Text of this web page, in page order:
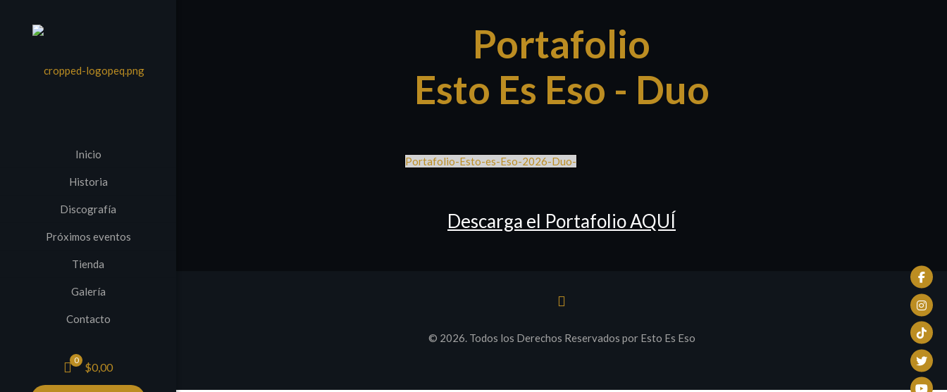
Inicio
Historia
Discografía
Próximos eventos
Tienda
Galería
Contacto
0
$0,00
Portafolio
Esto Es Eso - Duo
Portafolio-Esto-es-Eso-2026-Duo-
Descarga el Portafolio AQUÍ
© 2026. Todos los Derechos Reservados por Esto Es Eso